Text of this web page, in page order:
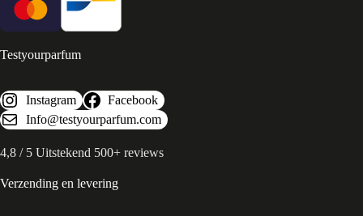
Testyourparfum
Instagram
Facebook
Info@testyourparfum.com
4,8 / 5 Uitstekend 500+ reviews
Verzending en levering